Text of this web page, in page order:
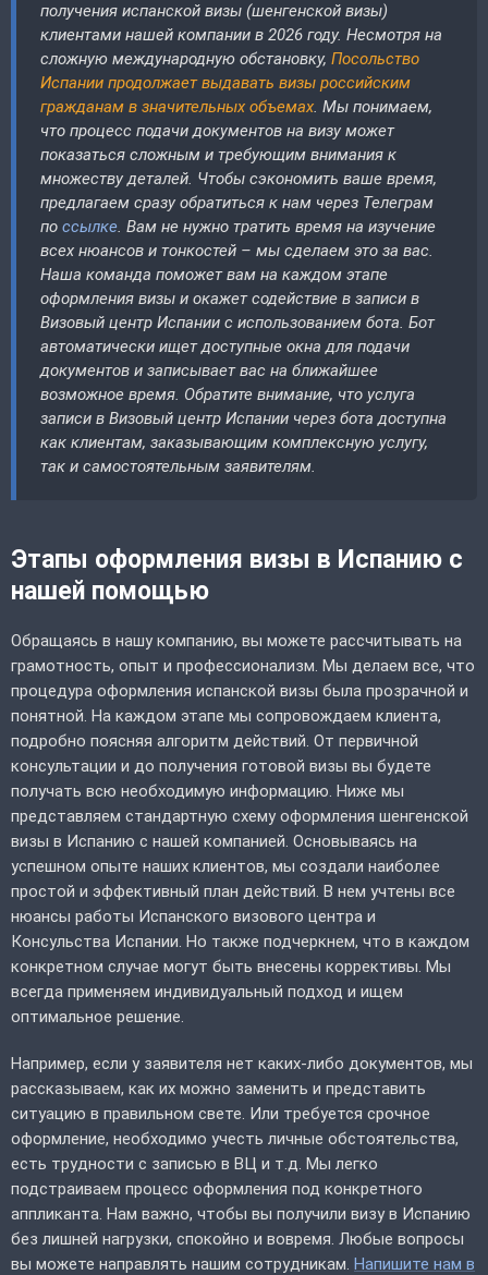
получения испанской визы (шенгенской визы)
клиентами нашей компании в 2026 году. Несмотря на
сложную международную обстановку, Посольство
Испании продолжает выдавать визы российским
гражданам в значительных объемах. Мы понимаем,
что процесс подачи документов на визу может
показаться сложным и требующим внимания к
множеству деталей. Чтобы сэкономить ваше время,
предлагаем сразу обратиться к нам через Телеграм
по ссылке. Вам не нужно тратить время на изучение
всех нюансов и тонкостей – мы сделаем это за вас.
Наша команда поможет вам на каждом этапе
оформления визы и окажет содействие в записи в
Визовый центр Испании с использованием бота. Бот
автоматически ищет доступные окна для подачи
документов и записывает вас на ближайшее
возможное время. Обратите внимание, что услуга
записи в Визовый центр Испании через бота доступна
как клиентам, заказывающим комплексную услугу,
так и самостоятельным заявителям.
Этапы оформления визы в Испанию с
нашей помощью
Обращаясь в нашу компанию, вы можете рассчитывать на
грамотность, опыт и профессионализм. Мы делаем все, что
процедура оформления испанской визы была прозрачной и
понятной. На каждом этапе мы сопровождаем клиента,
подробно поясняя алгоритм действий. От первичной
консультации и до получения готовой визы вы будете
получать всю необходимую информацию. Ниже мы
представляем стандартную схему оформления шенгенской
визы в Испанию с нашей компанией. Основываясь на
успешном опыте наших клиентов, мы создали наиболее
простой и эффективный план действий. В нем учтены все
нюансы работы Испанского визового центра и
Консульства Испании. Но также подчеркнем, что в каждом
конкретном случае могут быть внесены коррективы. Мы
всегда применяем индивидуальный подход и ищем
оптимальное решение.
Например, если у заявителя нет каких-либо документов, мы
рассказываем, как их можно заменить и представить
ситуацию в правильном свете. Или требуется срочное
оформление, необходимо учесть личные обстоятельства,
есть трудности с записью в ВЦ и т.д. Мы легко
подстраиваем процесс оформления под конкретного
аппликанта. Нам важно, чтобы вы получили визу в Испанию
без лишней нагрузки, спокойно и вовремя. Любые вопросы
вы можете направлять нашим сотрудникам. Напишите нам в